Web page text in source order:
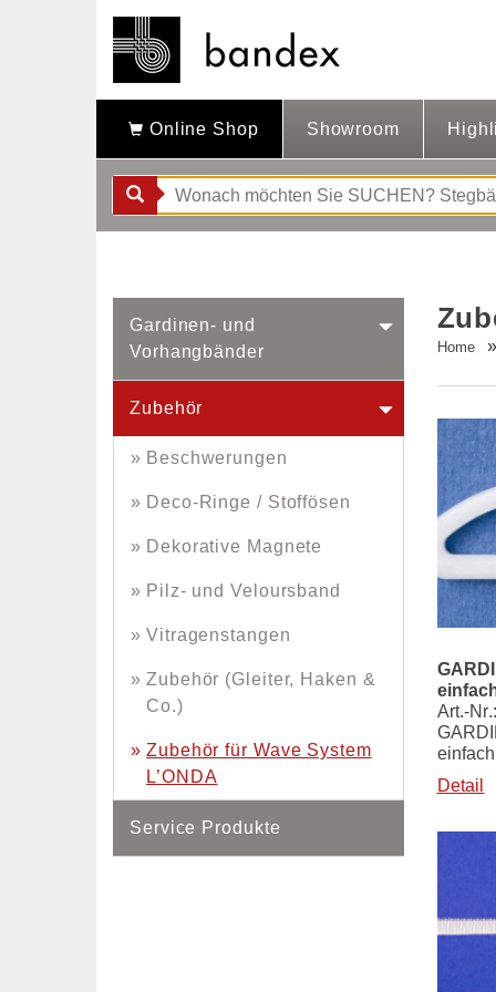
Online Shop Showroom
Gardinen- und
Vorhangbänder
Zubehör
Beschwerungen
Deco-Ringe / Stoffösen
Dekorative Magnete
Pilz- und Veloursband
Vitragenstangen
Zubehör (Gleiter, Haken &
Co.)
Zubehör für Wave System
L’ONDA
Service Produkte
Home
Art.-
Detail